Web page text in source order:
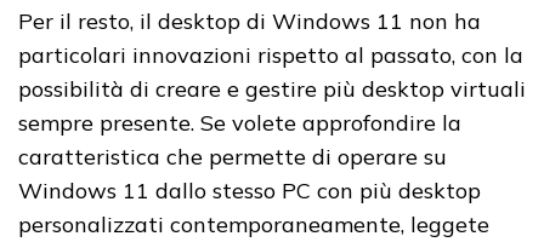
Per il resto, il desktop di Windows 11 non ha
particolari innovazioni rispetto al passato, con la
possibilità di creare e gestire più desktop virtuali
sempre presente. Se volete approfondire la
caratteristica che permette di operare su
Windows 11 dallo stesso PC con più desktop
personalizzati contemporaneamente, leggete